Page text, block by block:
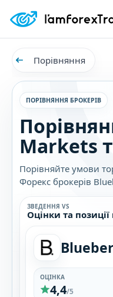
Порівняння
ПОРІВНЯННЯ БРОКЕРІВ
Markets
Порівняйте умови
Форекс брокерів
Дізнайтеся, який
вам.
ЗВЕДЕННЯ VS
Оцінки та
ОЦІНКА
4,4/5